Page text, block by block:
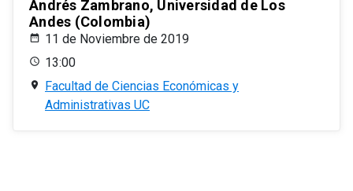
Andrés Zambrano, Universidad de Los
Andes (Colombia)
11 de Noviembre de 2019
13:00
Facultad de Ciencias Económicas y
Administrativas UC